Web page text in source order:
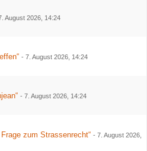
August 2026, 14:24
- 7. August 2026, 14:24
- 7. August 2026, 14:24
zum Strassenrecht“ - 7. August 2026,